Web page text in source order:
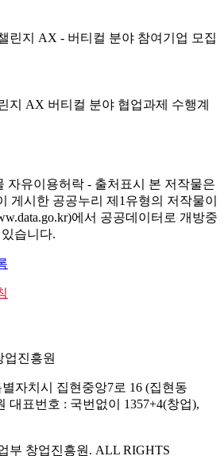
린지 AX - 버티컬 분야 참여기업 모집
지 AX 버티컬 분야 협업과제 수행계
본 저작물은
게시한 공공누리 제1유형의 저작물이
에서 공공데이터로 개방중
습니다.
자치시 집현중앙7로 16 (집현동
대표번호 : 국번없이 1357+4(창업),
부 창업진흥원. ALL RIGHTS